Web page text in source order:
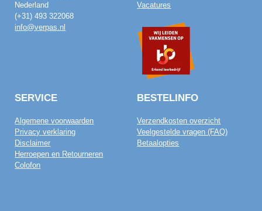
Nederland
(+31) 493 322068
info@verpas.nl
Vacatures
SERVICE
Algemene voorwaarden
Privacy verklaring
Disclaimer
Herroepen en Retourneren
Colofon
BESTELINFO
Verzendkosten overzicht
Veelgestelde vragen (FAQ)
Betaalopties